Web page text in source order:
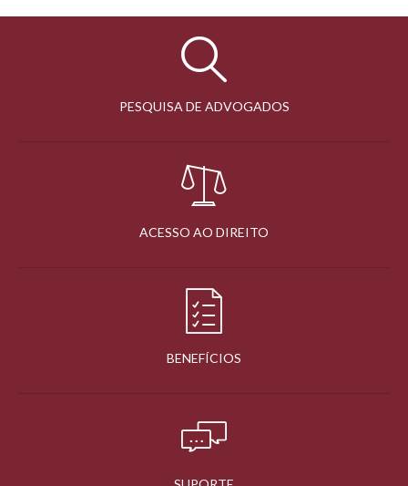
PESQUISA DE ADVOGADOS
ACESSO AO DIREITO
BENEFÍCIOS